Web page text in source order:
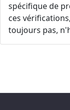
spécifique de
ces
toujours pas,